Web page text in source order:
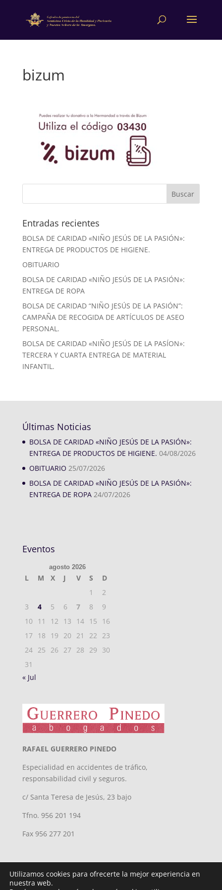
bizum
Entradas recientes
BOLSA DE CARIDAD «NIÑO JESÚS DE LA PASIÓN»:
ENTREGA DE PRODUCTOS DE HIGIENE.
OBITUARIO
BOLSA DE CARIDAD «NIÑO JESÚS DE LA PASIÓN»:
ENTREGA DE ROPA
BOLSA DE CARIDAD “NIÑO JESÚS DE LA PASIÓN”:
CAMPAÑA DE RECOGIDA DE ARTÍCULOS DE ASEO
PERSONAL.
BOLSA DE CARIDAD «NIÑO JESÚS DE LA PASÍON»:
TERCERA Y CUARTA ENTREGA DE MATERIAL
INFANTIL.
Últimas Noticias
BOLSA DE CARIDAD «NIÑO JESÚS DE LA PASIÓN»:
ENTREGA DE PRODUCTOS DE HIGIENE. 04/08/2026
OBITUARIO 25/07/2026
BOLSA DE CARIDAD «NIÑO JESÚS DE LA PASIÓN»:
ENTREGA DE ROPA 24/07/2026
Eventos
agosto 2026
L M X J V S
D
1
2
3
4 5 6 7 8
9
10
11 12 13 14 15
16
17
18 19 20 21 22
23
24 25 26 27 28 29
30
31
« Jul
RAFAEL GUERRERO PINEDO
Especialidad en accidentes de tráfico,
responsabilidad civil y seguros.
c/ Santa Teresa de Jesús, 23 bajo
Tfno. 956 201 194
Fax 956 277 201
Utilizamos cookies para ofrecerte la mejor experiencia en
nuestra web.